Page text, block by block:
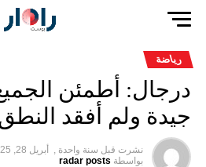
رياضة
درجال: أطمئن
جيدة ولم أفقد
نشرت قبل سنة واحدة ,
أبريل 28, 2025
بواسطة radar posts